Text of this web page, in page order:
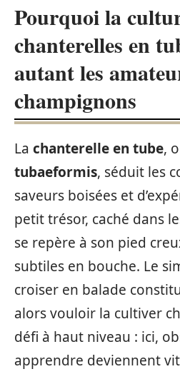
Pourquoi la
chanterelles en
autant les
champignons
La chanterelle en tube,
tubaeformis, séduit les
saveurs boisées et
petit trésor, caché dans
se repère à son pied
subtiles en bouche. Le
croiser en balade
alors vouloir la cultiver
défi à haut niveau : ici,
apprendre deviennent